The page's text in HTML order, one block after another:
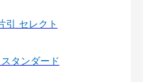
引 セレクト
タンダード